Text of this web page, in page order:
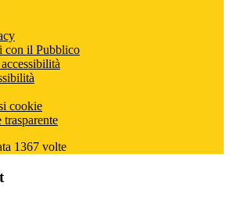
con il Pubblico
cookie
1367 volte